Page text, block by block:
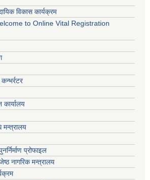
विकास कार्यक्रम
to Online Vital Registration
मन्त्रालय
प्रोफाइल
नागरिक मन्त्रालय